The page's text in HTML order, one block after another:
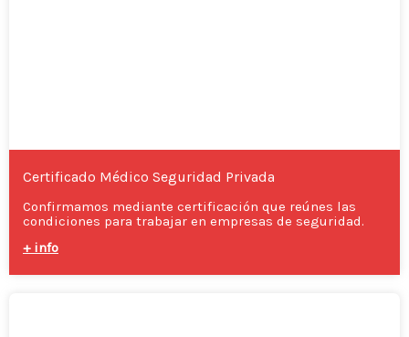
Certificado Médico Seguridad Privada
Confirmamos mediante certificación que reúnes las
condiciones para trabajar en empresas de seguridad.
+ info